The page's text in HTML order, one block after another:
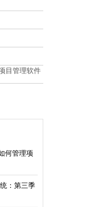
目管理软件
何管理项
：第三季